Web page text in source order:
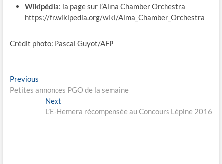
Wikipédia: la page sur l’Alma Chamber Orchestra
https://fr.wikipedia.org/wiki/Alma_Chamber_Orchestra
Crédit photo: Pascal Guyot/AFP
Navigation
de
l’article
PreviousPrevious
post:
Petites annonces PGO de la semaine
Next
post:
L’E-Hemera récompensée au Concours Lépine 2016